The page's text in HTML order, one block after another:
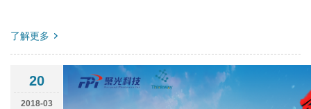
了解更多
20
2018-03